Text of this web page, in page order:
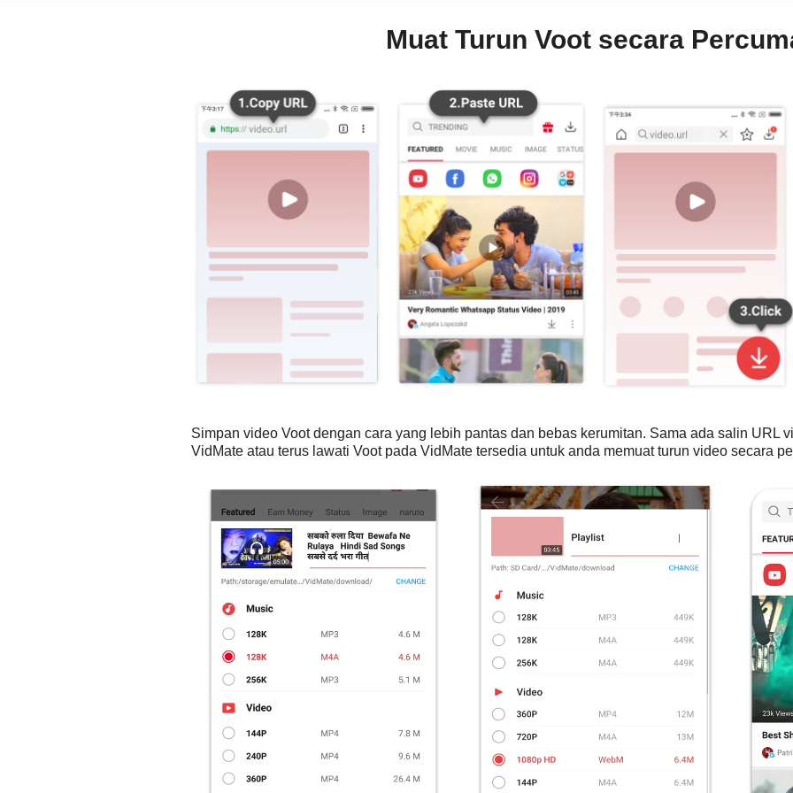
Muat Turun Voot secara
Simpan video Voot dengan cara yang lebih pantas dan bebas kerumitan. Sama ada salin URL
VidMate atau terus lawati Voot pada VidMate tersedia untuk anda memuat turun video secara